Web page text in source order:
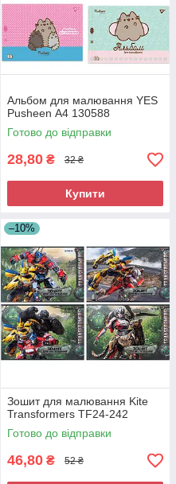
Альбом для малювання YES
Pusheen А4 130588
Готово до відправки
28,80 ₴ 32 ₴
Купити
–10%
Зошит для малювання Kite
Transformers TF24-242
Готово до відправки
46,80 ₴ 52 ₴